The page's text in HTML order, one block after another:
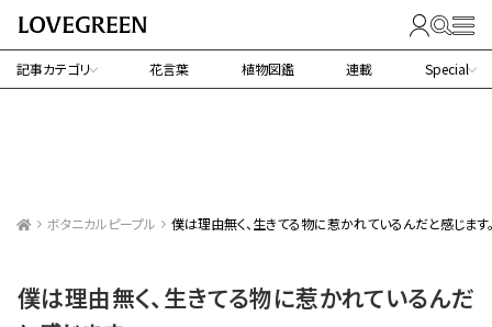
記事カテゴリ 花言葉 植物図鑑 連載 Special
ボタニカルピープル 僕は理由無く、生きてる物に惹かれているんだと感じます
僕は理由無く、生きてる物に惹かれているんだ